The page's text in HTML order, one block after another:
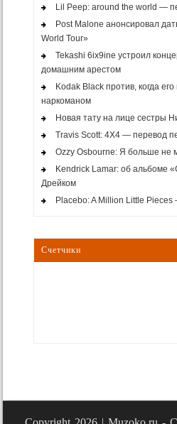
Lil Peep: around the world —
Post Malone анонсировал
World Tour»
Tekashi 6ix9ine устроил
домашним арестом
Kodak Black против, когда
наркоманом
Новая тату на лице сестры
Travis Scott: 4X4 — перевод
Ozzy Osbourne: Я больше не
Kendrick Lamar: об альбоме
Дрейком
Placebo: A Million Little
Счетчики